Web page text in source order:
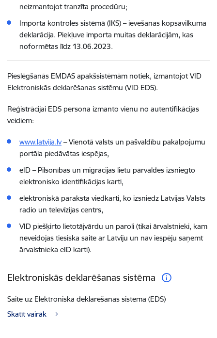
neizmantojot tranzīta procedūru;
Importa kontroles sistēmā (IKS) – ievešanas kopsavilkuma
deklarācija. Piekļuve importa muitas deklarācijām, kas
noformētas līdz 13.06.2023.
Pieslēgšanās EMDAS apakšsistēmām notiek, izmantojot VID
Elektroniskās deklarēšanas sistēmu (VID EDS).
Reģistrācijai EDS persona izmanto vienu no autentifikācijas
veidiem:
www.latvija.lv– Vienotā valsts un pašvaldību pakalpojumu
portāla piedāvātas iespējas,
eID – Pilsonības un migrācijas lietu pārvaldes izsniegto
elektronisko identifikācijas karti,
elektroniskā paraksta viedkarti, ko izsniedz Latvijas Valsts
radio un televīzijas centrs,
VID piešķirto lietotājvārdu un paroli (tikai ārvalstnieki, kam
neveidojas tiesiska saite ar Latviju un nav iespēju saņemt
ārvalstnieka eID karti).
Elektroniskās deklarēšanas sistēma
Saite uz Elektroniskā deklarēšanas sistēma (EDS)
Skatīt vairāk